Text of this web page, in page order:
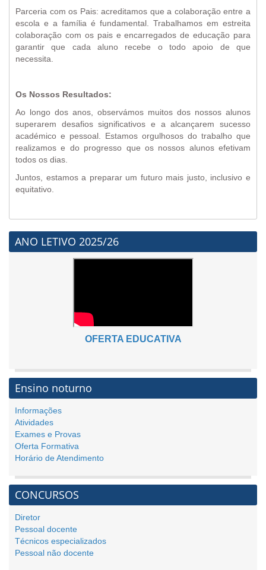
Parceria com os Pais: acreditamos que a colaboração entre a
escola e a família é fundamental. Trabalhamos em estreita
colaboração com os pais e encarregados de educação para
garantir que cada aluno recebe o todo apoio de que
necessita.
Os Nossos Resultados:
Ao longo dos anos, observámos muitos dos nossos alunos
superarem desafios significativos e a alcançarem sucesso
académico e pessoal. Estamos orgulhosos do trabalho que
realizamos e do progresso que os nossos alunos efetivam
todos os dias.
Juntos, estamos a preparar um futuro mais justo, inclusivo e
equitativo.
ANO LETIVO 2025/26
OFERTA EDUCATIVA
Ensino noturno
Informações
Atividades
Exames e Provas
Oferta Formativa
Horário de Atendimento
CONCURSOS
Diretor
Pessoal docente
Técnicos especializados
Pessoal não docente